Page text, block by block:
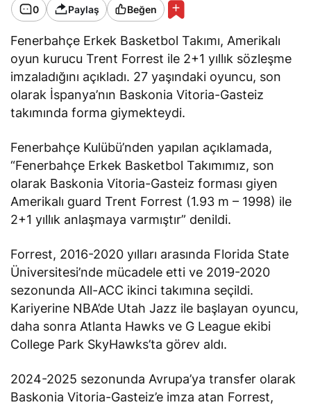
0 Paylaş Beğen
Fenerbahçe Erkek Basketbol Takımı, Amerikalı
oyun kurucu Trent Forrest ile 2+1 yıllık sözleşme
imzaladığını açıkladı. 27 yaşındaki oyuncu, son
olarak İspanya’nın Baskonia Vitoria-Gasteiz
takımında forma giymekteydi.
Fenerbahçe Kulübü’nden yapılan açıklamada,
“Fenerbahçe Erkek Basketbol Takımımız, son
olarak Baskonia Vitoria-Gasteiz forması giyen
Amerikalı guard Trent Forrest (1.93 m – 1998) ile
2+1 yıllık anlaşmaya varmıştır” denildi.
Forrest, 2016-2020 yılları arasında Florida State
Üniversitesi’nde mücadele etti ve 2019-2020
sezonunda All-ACC ikinci takımına seçildi.
Kariyerine NBA’de Utah Jazz ile başlayan oyuncu,
daha sonra Atlanta Hawks ve G League ekibi
College Park SkyHawks’ta görev aldı.
2024-2025 sezonunda Avrupa’ya transfer olarak
Baskonia Vitoria-Gasteiz’e imza atan Forrest,